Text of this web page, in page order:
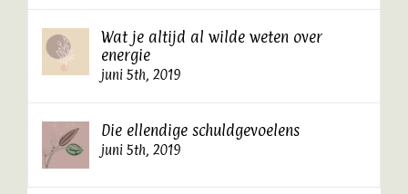
Wat je altijd al wilde weten over
energie
juni 5th, 2019
Die ellendige schuldgevoelens
juni 5th, 2019